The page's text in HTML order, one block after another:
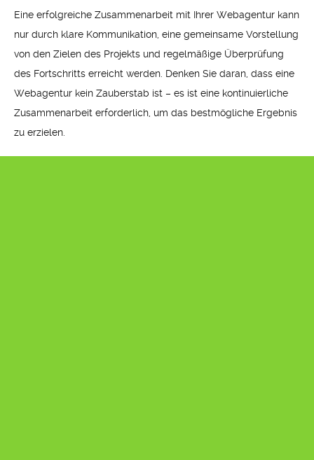
Eine erfolgreiche Zusammenarbeit mit Ihrer Webagentur kann
nur durch klare Kommunikation, eine gemeinsame Vorstellung
von den Zielen des Projekts und regelmäßige Überprüfung
des Fortschritts erreicht werden. Denken Sie daran, dass eine
Webagentur kein Zauberstab ist – es ist eine kontinuierliche
Zusammenarbeit erforderlich, um das bestmögliche Ergebnis
zu erzielen.